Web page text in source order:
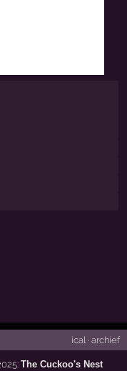
ical · archief
The Cuckoo's Nest